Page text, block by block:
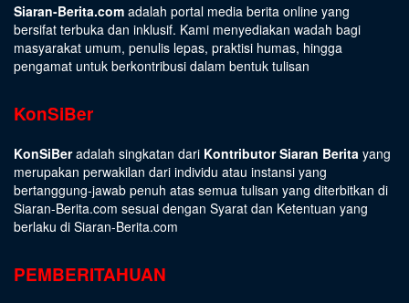
Siaran-Berita.com adalah portal media berita online yang
bersifat terbuka dan inklusif. Kami menyediakan wadah bagi
masyarakat umum, penulis lepas, praktisi humas, hingga
pengamat untuk berkontribusi dalam bentuk tulisan
KonSiBer
KonSiBeradalah singkatan dari Kontributor Siaran Berita yang
merupakan perwakilan dari individu atau instansi yang
bertanggung-jawab penuh atas semua tulisan yang diterbitkan di
Siaran-Berita.com sesuai dengan Syarat dan Ketentuan yang
berlaku di Siaran-Berita.com
PEMBERITAHUAN